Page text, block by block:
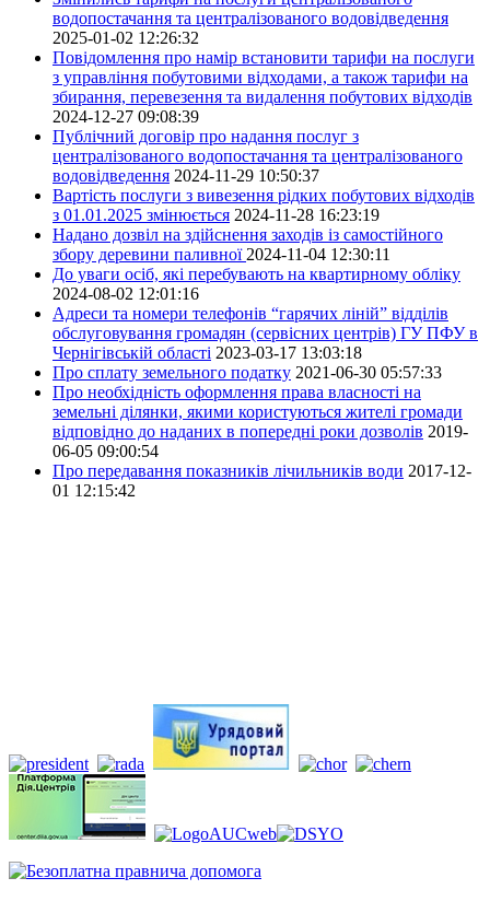
водопостачання та централізованого водовідведення
2025-01-02 12:26:32
Повідомлення про намір встановити тарифи на послуги
з управління побутовими відходами, а також тарифи на
збирання, перевезення та видалення побутових відходів
2024-12-27 09:08:39
Публічний договір про надання послуг з
централізованого водопостачання та централізованого
водовідведення 2024-11-29 10:50:37
Вартість послуги з вивезення рідких побутових відходів
з 01.01.2025 змінюється 2024-11-28 16:23:19
Надано дозвіл на здійснення заходів із самостійного
збору деревини паливної 2024-11-04 12:30:11
До уваги осіб, які перебувають на квартирному обліку
2024-08-02 12:01:16
Адреси та номери телефонів “гарячих ліній” відділів
обслуговування громадян (сервісних центрів) ГУ ПФУ в
Чернігівській області 2023-03-17 13:03:18
Про сплату земельного податку 2021-06-30 05:57:33
Про необхідність оформлення права власності на
земельні ділянки, якими користуються жителі громади
відповідно до наданих в попередні роки дозволів 2019-
06-05 09:00:54
Про передавання показників лічильників води 2017-12-
01 12:15:42